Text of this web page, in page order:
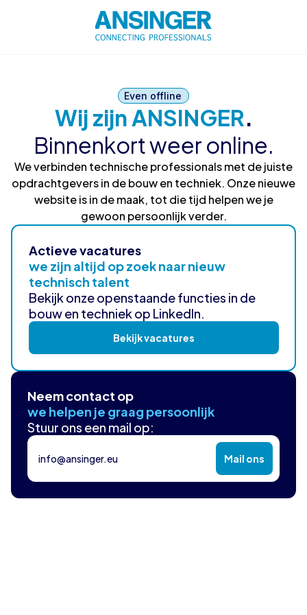
Even offline
Wij zijn ANSINGER.
Binnenkort weer online.
We verbinden technische professionals met de juiste
opdrachtgevers in de bouw en techniek. Onze nieuwe
website is in de maak, tot die tijd helpen we je
gewoon persoonlijk verder.
Actieve vacatures
we zijn altijd op zoek naar nieuw
technisch talent
Bekijk onze openstaande functies in de
bouw en techniek op LinkedIn.
Bekijk vacatures
Neem contact op
we helpen je graag persoonlijk
Stuur ons een mail op:
info@ansinger.eu Mail ons